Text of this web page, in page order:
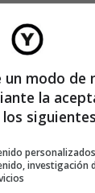
modo de
la
investigación